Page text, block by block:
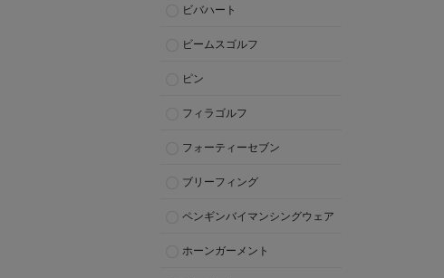
ビバハート
ビームスゴルフ
ピン
フィラゴルフ
フォーティーセブン
ブリーフィング
ペンギンバイマンシングウェア
ホーンガーメント